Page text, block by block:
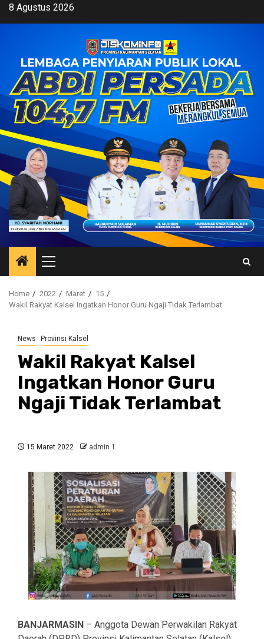
Skip8 Agustus 2026
Primary
Menu
Home 2022 Maret
15
Wakil Rakyat Kalsel Ingatkan Honor Guru Ngaji Tidak Terlambat
News Provinsi Kalsel
Wakil Rakyat Kalsel
Ingatkan Honor Guru
Ngaji Tidak Terlambat
15 Maret 2022 admin 1
BANJARMASIN – Anggota Dewan Perwakilan Rakyat